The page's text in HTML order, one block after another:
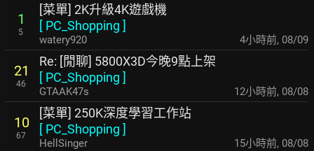
1
5
[菜單] 2K升級4K遊戲機
[ PC_Shopping ]
watery920 4小時前, 08/09
21
46
Re: [閒聊] 5800X3D今晚9點上架
[ PC_Shopping ]
GTAAK47s 12小時前, 08/08
10
67
[菜單] 250K深度學習工作站
[ PC_Shopping ]
HellSinger 15小時前, 08/08